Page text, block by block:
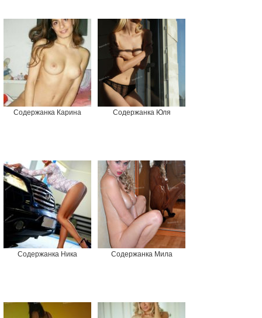
Содержанка Карина Содержанка Юля
Содержанка Ника Содержанка Мила